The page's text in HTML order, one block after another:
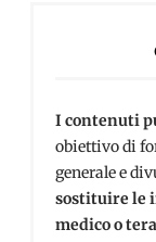
I contenuti
obiettivo di
generale e
sostituire le
medico o